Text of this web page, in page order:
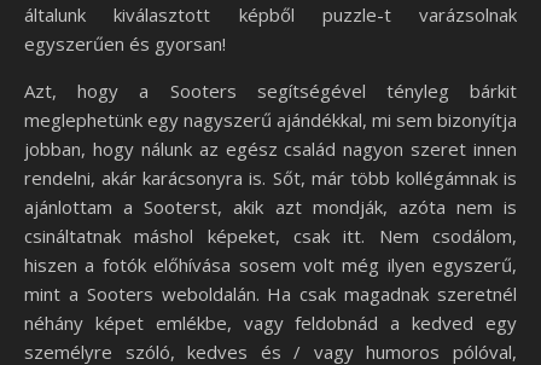
általunk kiválasztott képből puzzle-t varázsolnak
egyszerűen és gyorsan!
Azt, hogy a Sooters segítségével tényleg bárkit
meglephetünk egy nagyszerű ajándékkal, mi sem bizonyítja
jobban, hogy nálunk az egész család nagyon szeret innen
rendelni, akár karácsonyra is. Sőt, már több kollégámnak is
ajánlottam a Sooterst, akik azt mondják, azóta nem is
csináltatnak máshol képeket, csak itt. Nem csodálom,
hiszen a fotók előhívása sosem volt még ilyen egyszerű,
mint a Sooters weboldalán. Ha csak magadnak szeretnél
néhány képet emlékbe, vagy feldobnád a kedved egy
személyre szóló, kedves és / vagy humoros pólóval,